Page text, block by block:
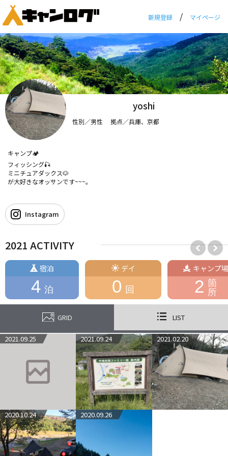
新規登録 / マイページ
yoshi
性別／男性 拠点／兵庫、京都
キャンプ🏕
フィッシング‪🎣‬
ミニチュアダックス🐶
が大好きなオッサンです~~~。
色んなキャンプ場行って、載せて行きますんで
宜しくお願いします┏○))ﾍﾟｺﾘ
Instagram
2021 ACTIVITY
宿泊
4 泊
デイ
0 回
キャンプ場
2 箇
所
GRID LIST
2021.09.25 2021.09.24 2021.02.20
2020.10.24 2020.09.26